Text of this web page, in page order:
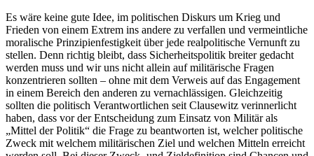
Es wäre keine gute Idee, im politischen Diskurs um Krieg und
Frieden von einem Extrem ins andere zu verfallen und vermeintliche
moralische Prinzipienfestigkeit über jede realpolitische Vernunft zu
stellen. Denn richtig bleibt, dass Sicherheitspolitik breiter gedacht
werden muss und wir uns nicht allein auf militärische Fragen
konzentrieren sollten – ohne mit dem Verweis auf das Engagement
in einem Bereich den anderen zu vernachlässigen. Gleichzeitig
sollten die politisch Verantwortlichen seit Clausewitz verinnerlicht
haben, dass vor der Entscheidung zum Einsatz von Militär als
„Mittel der Politik“ die Frage zu beantworten ist, welcher politische
Zweck mit welchem militärischen Ziel und welchen Mitteln erreicht